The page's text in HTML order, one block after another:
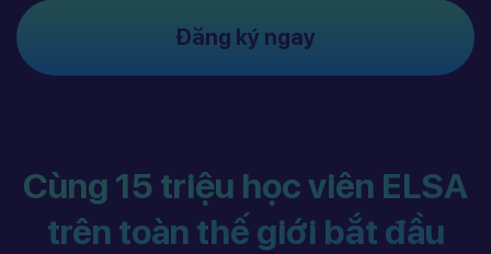
Đăng ký ngay
Cùng 15 triệu học viên ELSA
trên toàn thế giới bắt đầu